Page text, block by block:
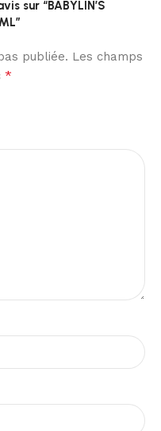
sur “BABYLIN’S
publiée. Les champs
*